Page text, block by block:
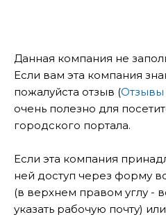
Данная компания не
Если вам эта компания
пожалуйста отзыв (Отзывы
очень полезно для
городского портала.
Если эта компания
ней доступ через форму
(в верхнем правом углу -
указать рабочую почту)